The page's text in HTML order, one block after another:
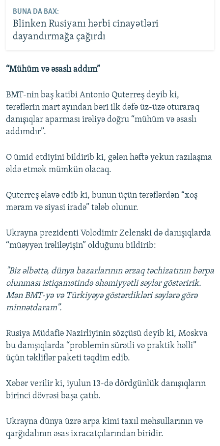
BUNA DA BAX:
Blinken Rusiyanı hərbi cinayətləri
dayandırmağa çağırdı
“Mühüm və əsaslı addım”
BMT-nin baş katibi Antonio Quterreş deyib ki,
tərəflərin mart ayından bəri ilk dəfə üz-üzə oturaraq
danışıqlar aparması irəliyə doğru “mühüm və əsaslı
addımdır”.
O ümid etdiyini bildirib ki, gələn həftə yekun razılaşma
əldə etmək mümkün olacaq.
Quterreş əlavə edib ki, bunun üçün tərəflərdən “xoş
məram və siyasi iradə” tələb olunur.
Ukrayna prezidenti Volodimir Zelenski də danışıqlarda
“müəyyən irəliləyişin” olduğunu bildirib:
"Biz əlbəttə, dünya bazarlarının ərzaq təchizatının bərpa
olunması istiqamətində əhəmiyyətli səylər göstəririk.
Mən BMT-yə və Türkiyəyə göstərdikləri səylərə görə
minnətdaram”.
Rusiya Müdafiə Nazirliyinin sözçüsü deyib ki, Moskva
bu danışıqlarda “problemin sürətli və praktik həlli”
üçün təkliflər paketi təqdim edib.
Xəbər verilir ki, iyulun 13-də dördgünlük danışıqların
birinci dövrəsi başa çatıb.
Ukrayna dünya üzrə arpa kimi taxıl məhsullarının və
qarğıdalının əsas ixracatçılarından biridir.